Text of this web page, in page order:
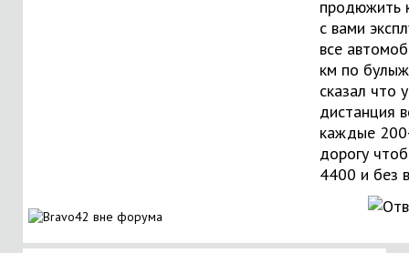
продюжить
с вами
все
км по
сказал что
дистанция
каждые
дорогу
4400 и без